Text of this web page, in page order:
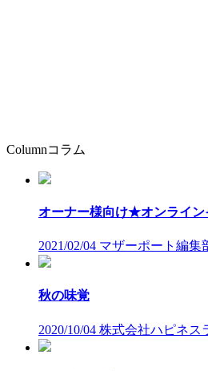
Columnコラム
オーナー様向け★オンライ
2021/02/04 マザーポート編集
秋の味覚
2020/10/04 株式会社ハピネス